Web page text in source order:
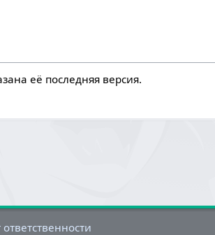
её последняя версия.
ответственности